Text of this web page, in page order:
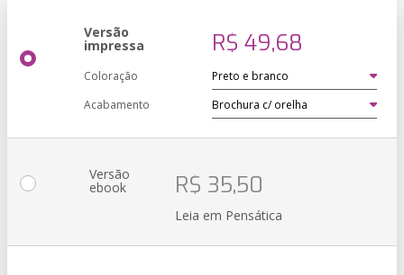
Versão
impressa R$ 49,68
Coloração
Acabamento
Versão
ebook R$ 35,50
Leia em Pensática